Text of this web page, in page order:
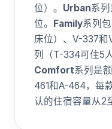
位）。 Urban系
位。 Family系列
床位）、V-337和
列（T-334可住5
Comfort系列是
461和A-464，每
认的住宿容量从2